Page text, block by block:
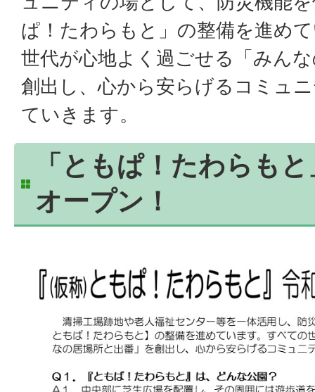
ぱ！たわらもと」の整備を進め
世代が心地よく過ごせる「みん
創出し、心から安らげるコミュ
ていきます。
「ともぱ！たわらも
オープン！